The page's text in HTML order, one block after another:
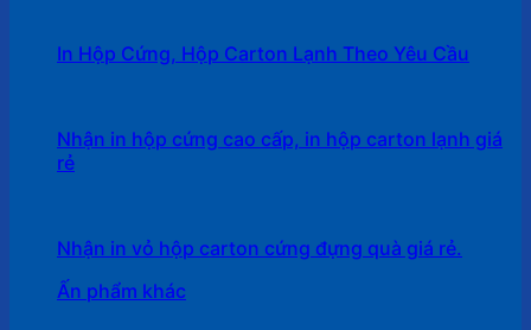
In Hộp Cứng, Hộp Carton Lạnh Theo Yêu Cầu
Nhận in hộp cứng cao cấp, in hộp carton lạnh giá
rẻ
Nhận in vỏ hộp carton cứng đựng quà giá rẻ.
Ấn phẩm khác